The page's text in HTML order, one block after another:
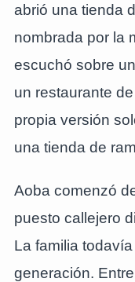
abrió una tienda
nombrada por la
escuchó sobre
un restaurante
propia versión
una tienda de
Aoba comenzó
puesto callejero
La familia
generación.